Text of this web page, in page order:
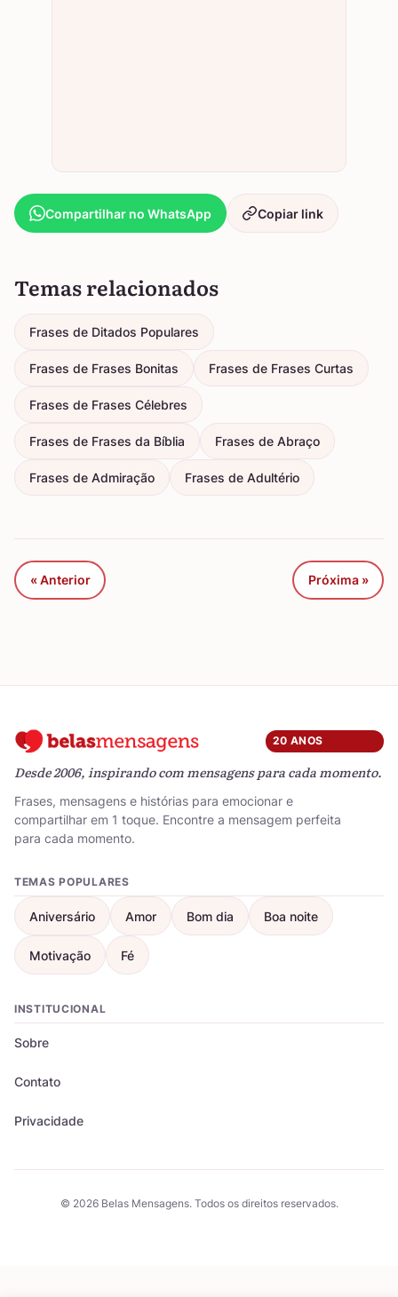
Compartilhar no WhatsApp Copiar link
Temas relacionados
Frases de Ditados Populares
Frases de Frases Bonitas Frases de Frases Curtas
Frases de Frases Célebres
Frases de Frases da Bíblia Frases de Abraço
Frases de Admiração Frases de Adultério
« Anterior Próxima »
20 ANOS
Desde 2006, inspirando com mensagens para cada momento.
Frases, mensagens e histórias para emocionar e
compartilhar em 1 toque. Encontre a mensagem perfeita
para cada momento.
TEMAS POPULARES
Aniversário Amor Bom dia Boa noite
Motivação Fé
INSTITUCIONAL
Sobre
Contato
Privacidade
© 2026 Belas Mensagens. Todos os direitos reservados.